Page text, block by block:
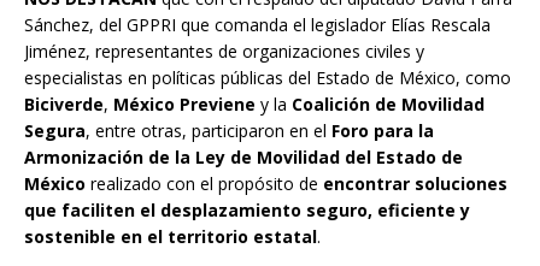
Sánchez, del GPPRI que comanda el legislador Elías Rescala
Jiménez, representantes de organizaciones civiles y
especialistas en políticas públicas del Estado de México, como
Biciverde, México Previene y la Coalición de Movilidad
Segura, entre otras, participaron en el Foro para la
Armonización de la Ley de Movilidad del Estado de
México realizado con el propósito de encontrar soluciones
que faciliten el desplazamiento seguro, eficiente y
sostenible en el territorio estatal.